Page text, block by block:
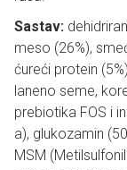
Sastav:
meso (26%),
ćureći protein
laneno seme,
prebiotika FOS i
a), glukozamin
MSM